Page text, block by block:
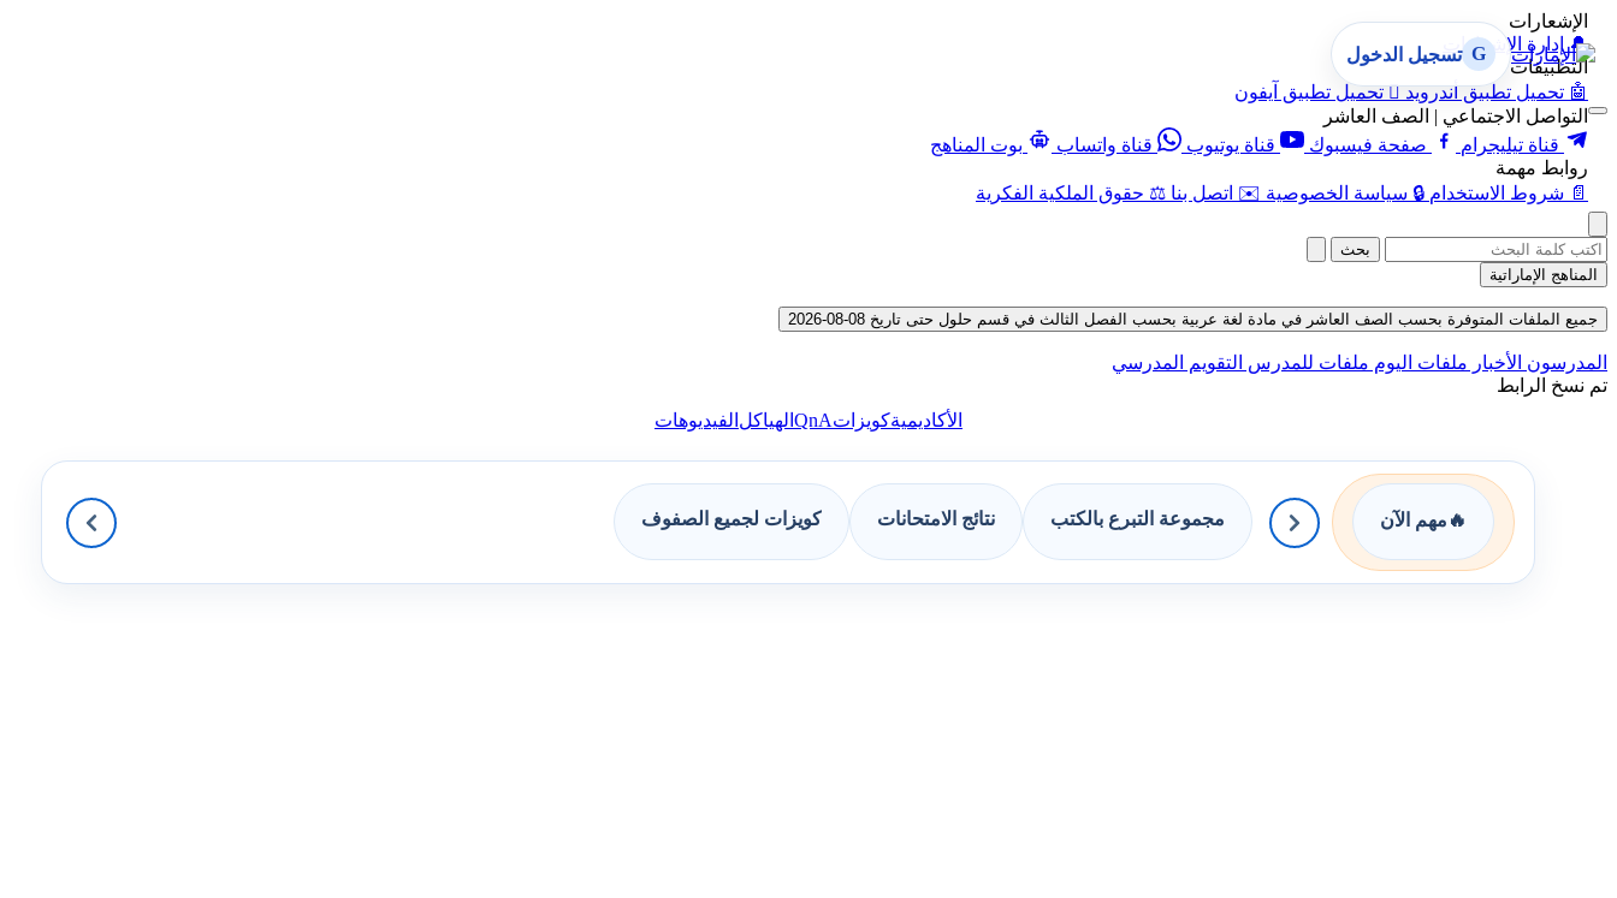
الإشعارات
🔔 إدارة الإشعارات
التطبيقات
🤖 تحميل تطبيق أندرويد  تحميل تطبيق آيفون
التواصل الاجتماعي | الصف العاشر
قناة تيليجرام
صفحة فيسبوك قناة يوتيوب قناة واتساب
بوت المناهج
روابط مهمة
📄 شروط الاستخدام 🔒 سياسة الخصوصية ✉️ اتصل بنا ⚖️ حقوق الملكية الفكرية
G تسجيل الدخول
بحث
المناهج الإماراتية
جميع الملفات المتوفرة بحسب الصف العاشر في مادة لغة عربية بحسب الفصل الثالث في قسم حلول حتى تاريخ 08-08-2026
المدرسون الأخبار ملفات اليوم ملفات للمدرس التقويم المدرسي
تم نسخ الرابط
الأكاديميةكويزاتQnA الهياكل الفيديوهات
🔥 مهم الآن مجموعة التبرع بالكتب نتائج الامتحانات كويزات لجميع الصفوف